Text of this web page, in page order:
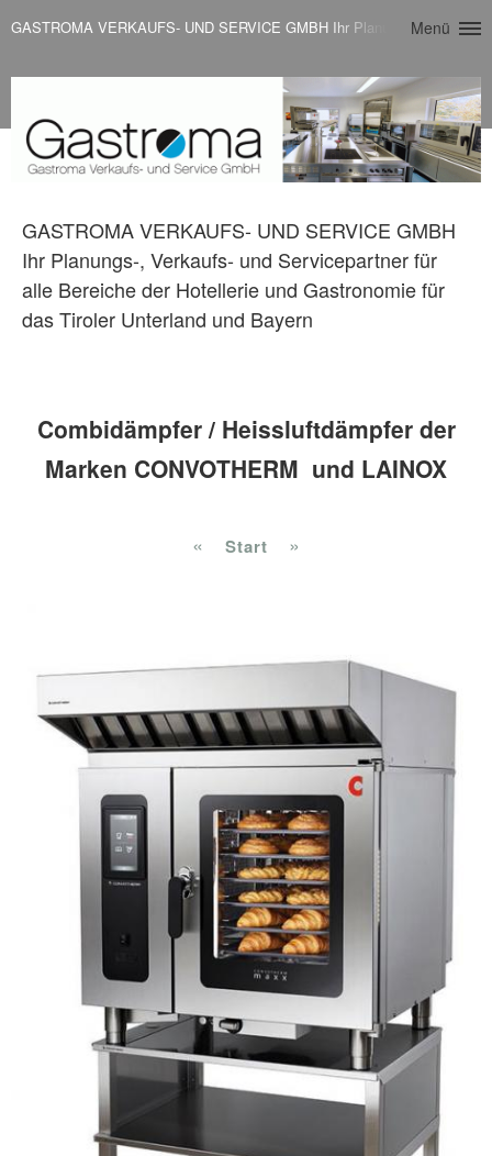
GASTROMA VERKAUFS- UND SERVICE GMBH Ihr Planungs-,Menü
GASTROMA VERKAUFS- UND SERVICE GMBH
Ihr Planungs-, Verkaufs- und Servicepartner für
alle Bereiche der Hotellerie und Gastronomie für
das Tiroler Unterland und Bayern
Combidämpfer / Heissluftdämpfer der
Marken CONVOTHERM und LAINOX
« Start »